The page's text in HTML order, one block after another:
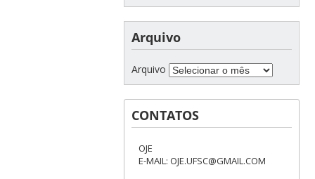
Arquivo
Arquivo
CONTATOS
OJE
E-MAIL: OJE.UFSC@GMAIL.COM